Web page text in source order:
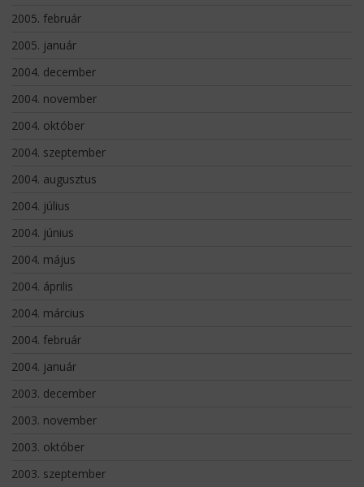
2005. február
2005. január
2004. december
2004. november
2004. október
2004. szeptember
2004. augusztus
2004. július
2004. június
2004. május
2004. április
2004. március
2004. február
2004. január
2003. december
2003. november
2003. október
2003. szeptember